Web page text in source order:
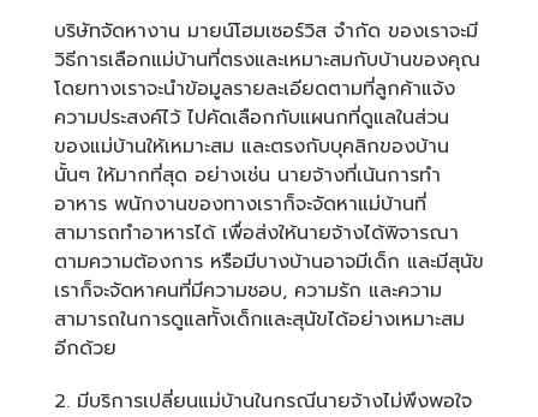
บริษัทจัดหางาน มายน์โฮมเซอร์วิส จำกัด ของเราจะมี
วิธีการเลือกแม่บ้านที่ตรงและเหมาะสมกับบ้านของคุณ
โดยทางเราจะนำข้อมูลรายละเอียดตามที่ลูกค้าแจ้ง
ความประสงค์ไว้ ไปคัดเลือกกับแผนกที่ดูแลในส่วน
ของแม่บ้านให้เหมาะสม และตรงกับบุคลิกของบ้าน
นั้นๆ ให้มากที่สุด อย่างเช่น นายจ้างที่เน้นการทำ
อาหาร พนักงานของทางเราก็จะจัดหาแม่บ้านที่
สามารถทำอาหารได้ เพื่อส่งให้นายจ้างได้พิจารณา
ตามความต้องการ หรือมีบางบ้านอาจมีเด็ก และมีสุนัข
เราก็จะจัดหาคนที่มีความชอบ, ความรัก และความ
สามารถในการดูแลทั้งเด็กและสุนัขได้อย่างเหมาะสม
อีกด้วย
2. มีบริการเปลี่ยนแม่บ้านในกรณีนายจ้างไม่พึงพอใจ